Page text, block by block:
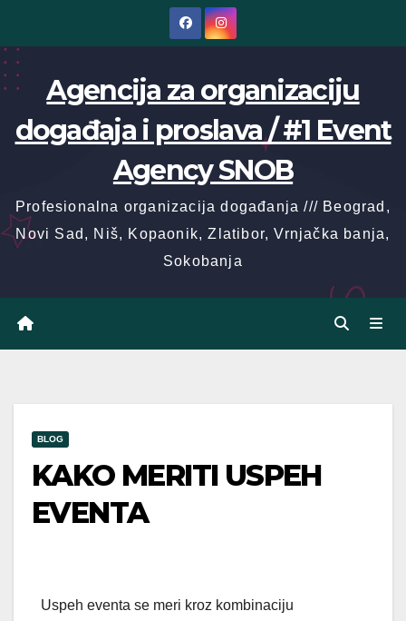
content
Agencija za organizaciju
događaja i proslava / #1 Event
Agency SNOB
Profesionalna organizacija događanja /// Beograd,
Novi Sad, Niš, Kopaonik, Zlatibor, Vrnjačka banja,
Sokobanja
BLOG
KAKO MERITI USPEH
EVENTA
Uspeh eventa se meri kroz kombinaciju